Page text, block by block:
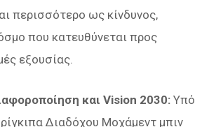
περισσότερο ως κίνδυνος,
που κατευθύνεται προς
εξουσίας.
και Vision 2030: Υπό
Διαδόχου Μοχάμεντ μπιν